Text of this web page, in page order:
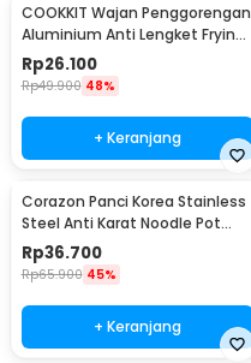
COOKKIT Wajan Penggorengan
Aluminium Anti Lengket Frying
Pan 12cm - KC0410
Rp26.100
Rp49.900 48%
+ Keranjang
Corazon Panci Korea Stainless
Steel Anti Karat Noodle Pot
19cm - KC0408
Rp36.700
Rp65.900 45%
+ Keranjang